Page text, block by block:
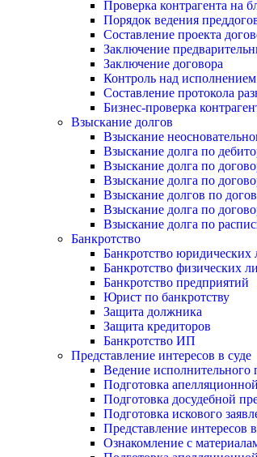
Проверка контрагента на
Порядок ведения
Составление проекта
Заключение
Заключение договора
Контроль над
Составление протокола
Бизнес-проверка
Взыскание долгов
Взыскание
Взыскание долга по
Взыскание долга по
Взыскание долга по
Взыскание долгов по
Взыскание долга по
Взыскание долга по
Банкротство
Банкротство юридических
Банкротство физических
Банкротство предприятий
Юрист по банкротству
Защита должника
Защита кредиторов
Банкротство ИП
Представление интересов в суде
Ведение исполнительного
Подготовка
Подготовка досудебной
Подготовка искового
Представление интересов
Ознакомление с